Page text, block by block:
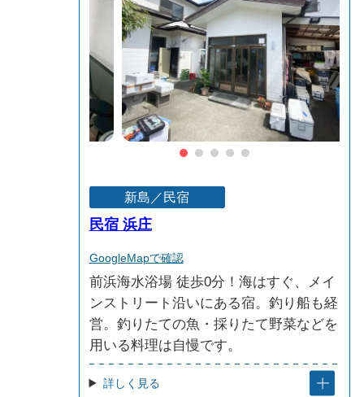
新島／民宿
民宿 浜庄
GoogleMapで確認
前浜海水浴場 徒歩0分！海はすぐ、メイ
ンストリート沿いにある宿。釣り船も経
営。釣りたての魚・採りたて野菜などを
用いる料理は自慢です。
詳しく見る